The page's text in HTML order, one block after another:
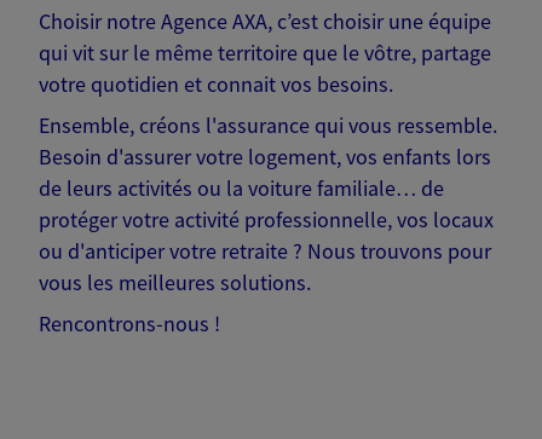
Choisir notre Agence AXA, c’est choisir une équipe
qui vit sur le même territoire que le vôtre, partage
votre quotidien et connait vos besoins.
Ensemble, créons l'assurance qui vous ressemble.
Besoin d'assurer votre logement, vos enfants lors
de leurs activités ou la voiture familiale… de
protéger votre activité professionnelle, vos locaux
ou d'anticiper votre retraite ? Nous trouvons pour
vous les meilleures solutions.
Rencontrons-nous !